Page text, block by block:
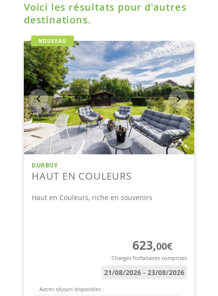
Voici les résultats pour d'autres
destinations.